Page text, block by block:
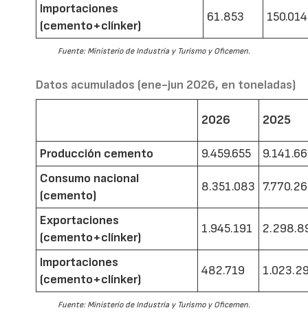
Importaciones
(cemento+clínker)
61.853 150.014
Fuente: Ministerio de Industria y Turismo y Oficemen.
Datos acumulados (ene-jun 2026, en toneladas)
2026 2025
Producción cemento 9.459.655
Consumo nacional
(cemento)
8.351.083
Exportaciones
(cemento+clínker)
1.945.191
Importaciones
(cemento+clínker)
482.719
Fuente: Ministerio de Industria y Turismo y Oficemen.